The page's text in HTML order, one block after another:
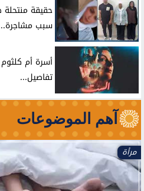
حقيقة
سبب
أسرة أم
تفاصيل...
آهم الموضوعات
مرأة